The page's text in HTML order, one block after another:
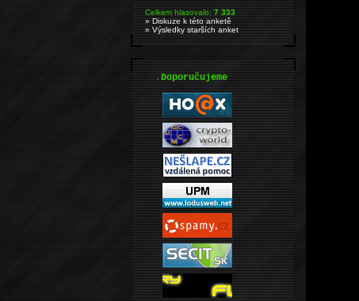
Celkem hlasovalo:7 333
» Diskuze k této anketě
» Výsledky starších anket
.Doporučujeme